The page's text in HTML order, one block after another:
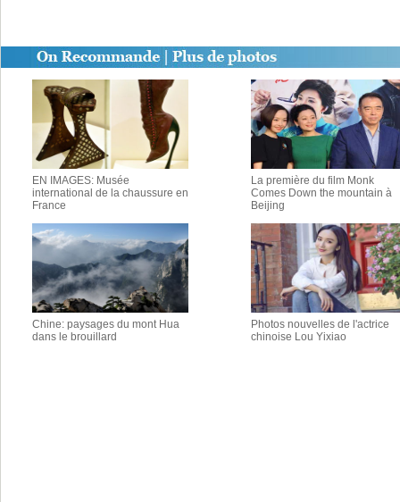
EN IMAGES: Musée
international de la chaussure en
France
La première du film Monk
Comes Down the mountain à
Beijing
Chine: paysages du mont Hua
dans le brouillard
Photos nouvelles de l'actrice
chinoise Lou Yixiao